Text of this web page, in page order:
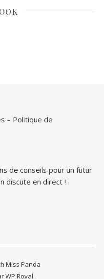
– Politique de
de conseils pour un futur
discute en direct !
Miss Panda
WP Royal.